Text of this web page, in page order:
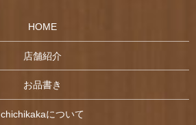
HOME
店舗紹介
お品書き
chichikakaについて